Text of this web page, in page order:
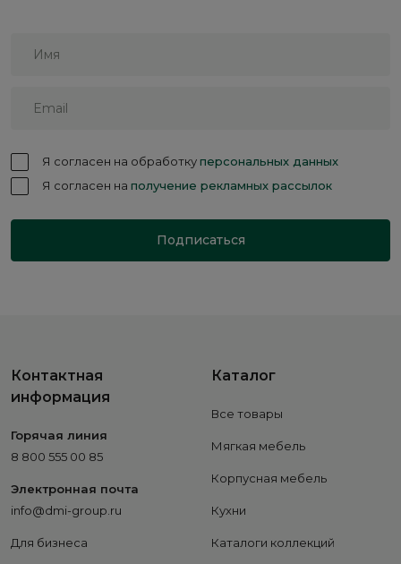
Я согласен на обработкуперсональных данных
Я согласен на получение рекламных рассылок
Подписаться
Контактная
информация
Горячая линия
8 800 555 00 85
Электронная почта
info@dmi-group.ru
Для бизнеса
Каталог
Все товары
Мягкая мебель
Корпусная мебель
Кухни
Каталоги коллекций